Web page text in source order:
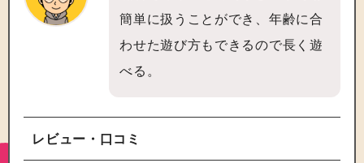
簡単に扱うことができ、年齢に合
わせた遊び方もできるので長く遊
べる。
レビュー・口コミ